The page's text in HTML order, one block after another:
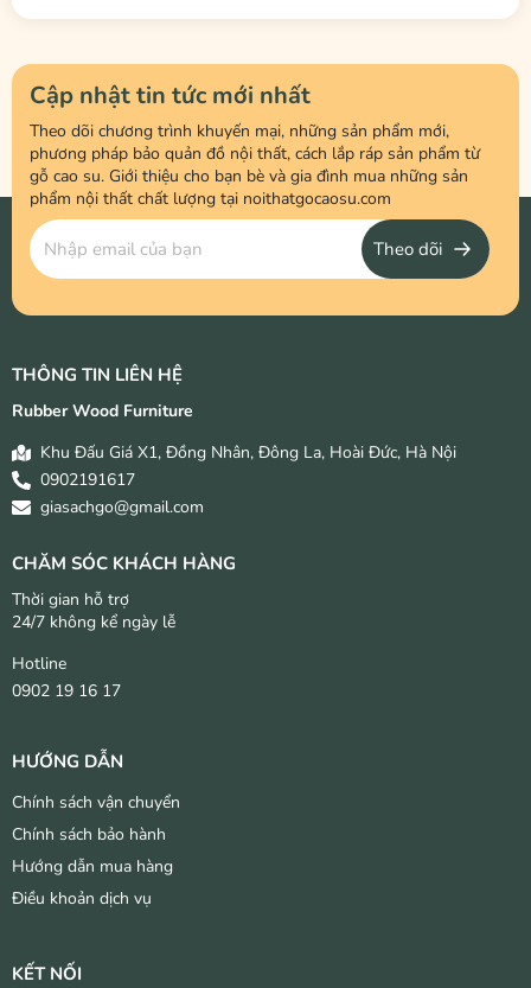
ngày làm việc và học tập. Tại Nội Thất LHQ Furniture, nhiều
Cập nhật tin tức mới nhất
Theo dõi chương trình khuyến mại, những sản phẩm mới,
phương pháp bảo quản đồ nội thất, cách lắp ráp sản phẩm từ
gỗ cao su. Giới thiệu cho bạn bè và gia đình mua những sản
phẩm nội thất chất lượng tại noithatgocaosu.com
Theo dõi
THÔNG TIN LIÊN HỆ
Rubber Wood Furniture
Khu Đấu Giá X1, Đồng Nhân, Đông La, Hoài Đức, Hà Nội
0902191617
giasachgo@gmail.com
CHĂM SÓC KHÁCH HÀNG
Thời gian hỗ trợ
24/7 không kể ngày lễ
Hotline
0902 19 16 17
HƯỚNG DẪN
Chính sách vận chuyển
Chính sách bảo hành
Hướng dẫn mua hàng
Điều khoản dịch vụ
KẾT NỐI